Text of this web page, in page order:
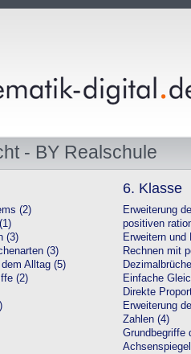
- BY Realschule
(2)
(3)
(3)
Alltag (5)
(2)
6. Klasse
Erweiterung
positiven
Erweitern und
Rechnen mit
Einfache
Direkte
Erweiterung
Zahlen (4)
Grundbegriffe